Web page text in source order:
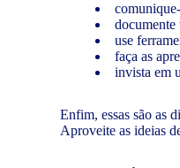
documente
use
faça as
invista em
Enfim, essas são as
Aproveite as ideias